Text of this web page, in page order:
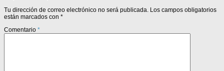
Tu dirección de correo electrónico no será publicada. Los campos obligatorios
están marcados con *
Comentario *